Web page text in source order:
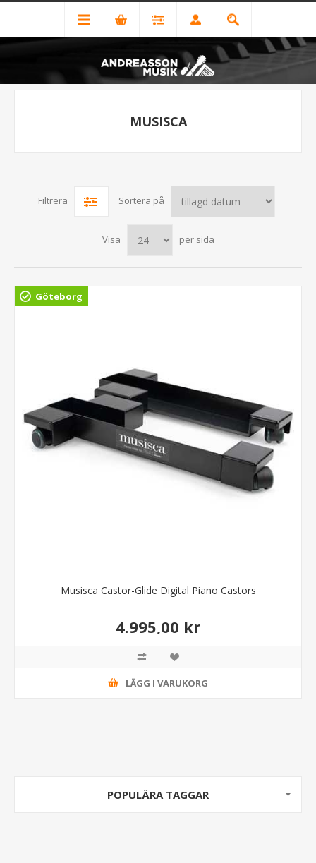
MUSISCA
Filtrera Sortera på
Visa per sida
Göteborg
Musisca Castor-Glide Digital Piano Castors
4.995,00 kr
LÄGG I VARUKORG
POPULÄRA TAGGAR